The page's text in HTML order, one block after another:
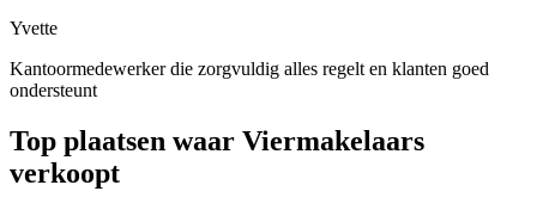
Yvette
Kantoormedewerker die zorgvuldig alles regelt en klanten goed
ondersteunt
Top plaatsen waar Viermakelaars
verkoopt